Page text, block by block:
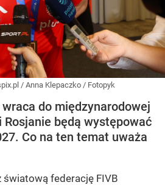
/ Anna Klepaczko / Fotopyk
do międzynarodowej
będą występować
Co na ten temat uważa
światową federację FIVB